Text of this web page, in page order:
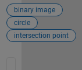
binary image
circle
intersection point